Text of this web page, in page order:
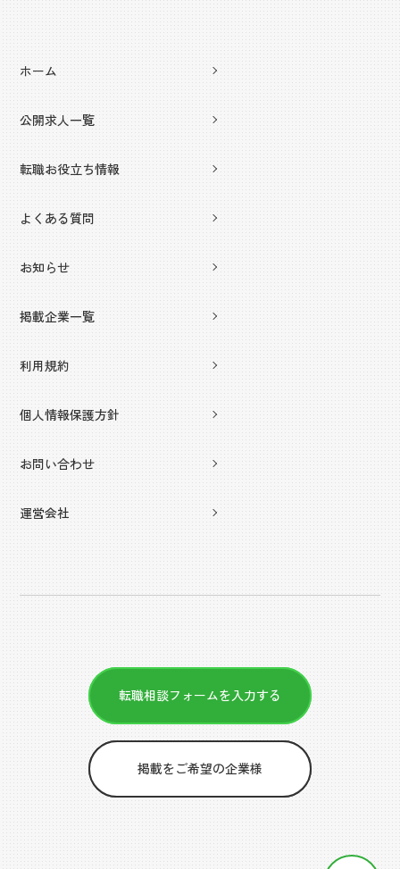
ホーム
公開求人一覧
転職お役立ち情報
よくある質問
お知らせ
掲載企業一覧
利用規約
個人情報保護方針
お問い合わせ
運営会社
転職相談フォームを入力する
掲載をご希望の企業様